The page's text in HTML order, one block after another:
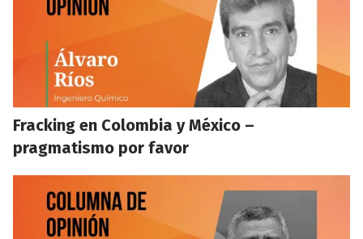
Fracking en Colombia y México –
pragmatismo por favor